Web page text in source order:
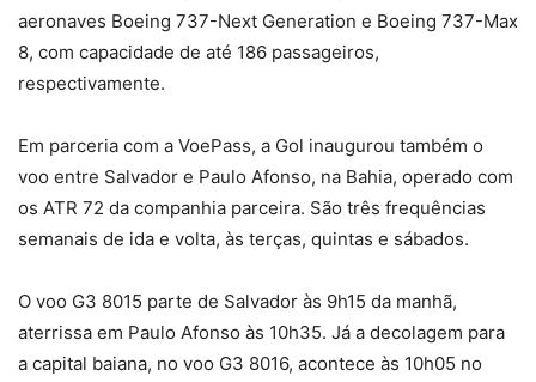
aeronaves Boeing 737-Next Generation e Boeing 737-Max
8, com capacidade de até 186 passageiros,
respectivamente.
Em parceria com a VoePass, a Gol inaugurou também o
voo entre Salvador e Paulo Afonso, na Bahia, operado com
os ATR 72 da companhia parceira. São três frequências
semanais de ida e volta, às terças, quintas e sábados.
O voo G3 8015 parte de Salvador às 9h15 da manhã,
aterrissa em Paulo Afonso às 10h35. Já a decolagem para
a capital baiana, no voo G3 8016, acontece às 10h05 no